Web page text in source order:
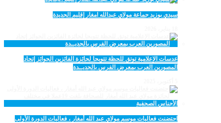
سيدي بوزيد جماعة مولاي عبدالله امغار إقليم الجديدة
عدسات الإعلامية توتق للحظة تتويجا لجائزة الفائزين الجوائز إتحاد
المصورين العرب بمعرض الفرس بالجديــدة
احتضنت فعاليات موسم مولاي عبد الله أمغار ، فعاليات الدورة الأولى